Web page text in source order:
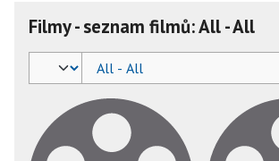
Filmy - seznam filmů: All - All